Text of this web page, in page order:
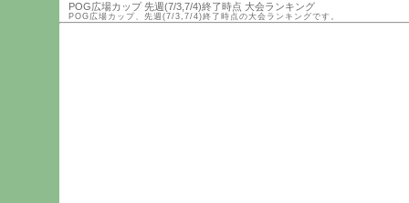
POG広場カップ 先週(7/3,7/4)終了時点 大会ランキング
POG広場カップ、先週(7/3,7/4)終了時点の大会ランキングです。